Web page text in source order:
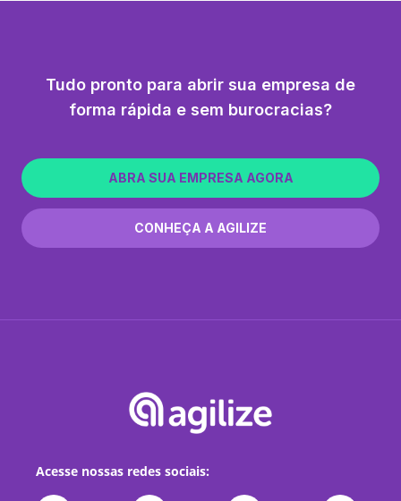
Tudo pronto para abrir sua empresa de
forma rápida e sem burocracias?
ABRA SUA EMPRESA AGORA
CONHEÇA A AGILIZE
Acesse nossas redes sociais: